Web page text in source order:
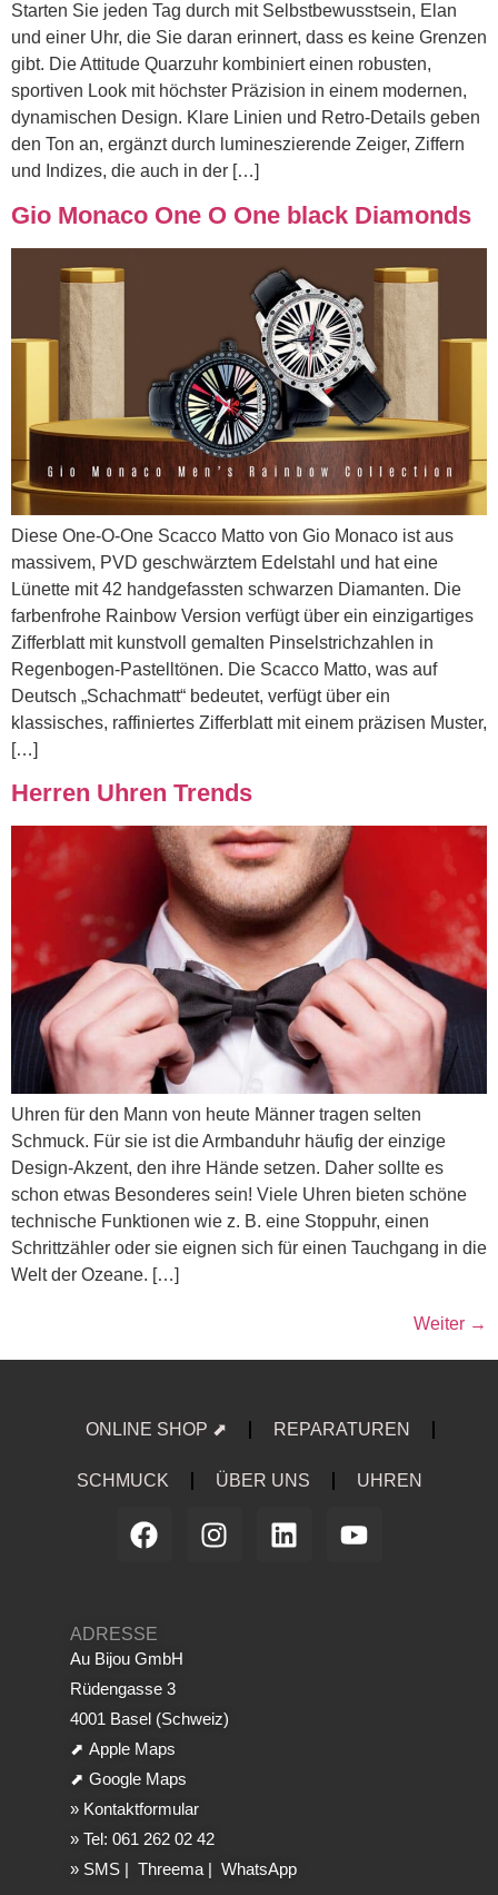
Starten Sie jeden Tag durch mit Selbstbewusstsein, Elan
und einer Uhr, die Sie daran erinnert, dass es keine Grenzen
gibt. Die Attitude Quarzuhr kombiniert einen robusten,
sportiven Look mit höchster Präzision in einem modernen,
dynamischen Design. Klare Linien und Retro-Details geben
den Ton an, ergänzt durch lumineszierende Zeiger, Ziffern
und Indizes, die auch in der […]
Gio Monaco One O One black Diamonds
Diese One-O-One Scacco Matto von Gio Monaco ist aus
massivem, PVD geschwärztem Edelstahl und hat eine
Lünette mit 42 handgefassten schwarzen Diamanten. Die
farbenfrohe Rainbow Version verfügt über ein einzigartiges
Zifferblatt mit kunstvoll gemalten Pinselstrichzahlen in
Regenbogen-Pastelltönen. Die Scacco Matto, was auf
Deutsch „Schachmatt“ bedeutet, verfügt über ein
klassisches, raffiniertes Zifferblatt mit einem präzisen Muster,
[…]
Herren Uhren Trends
Uhren für den Mann von heute Männer tragen selten
Schmuck. Für sie ist die Armbanduhr häufig der einzige
Design-Akzent, den ihre Hände setzen. Daher sollte es
schon etwas Besonderes sein! Viele Uhren bieten schöne
technische Funktionen wie z. B. eine Stoppuhr, einen
Schrittzähler oder sie eignen sich für einen Tauchgang in die
Welt der Ozeane. […]
Weiter →
ONLINE SHOP ⬈ REPARATUREN
SCHMUCK ÜBER UNS UHREN
ADRESSE
Au Bijou GmbH
Rüdengasse 3
4001 Basel (Schweiz)
⬈ Apple Maps
⬈ Google Maps
» Kontaktformular
» Tel: 061 262 02 42
» SMS| Threema| WhatsApp